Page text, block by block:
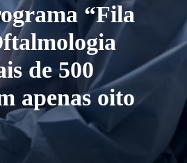
“Fila
de 500
apenas oito